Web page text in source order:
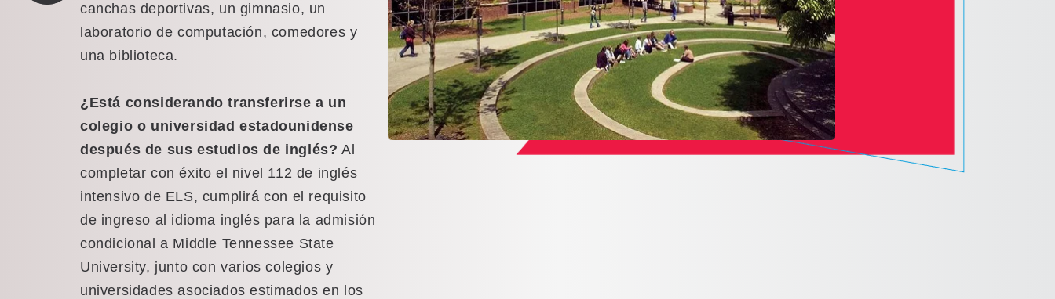
canchas deportivas, un gimnasio, un
laboratorio de computación, comedores y
una biblioteca.
¿Está considerando transferirse a un
colegio o universidad estadounidense
después de sus estudios de inglés? Al
completar con éxito el nivel 112 de inglés
intensivo de ELS, cumplirá con el requisito
de ingreso al idioma inglés para la admisión
condicional a Middle Tennessee State
University, junto con varios colegios y
universidades asociados estimados en los